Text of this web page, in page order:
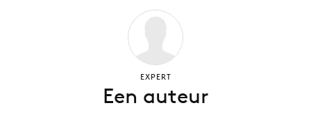
EXPERT
Een auteur